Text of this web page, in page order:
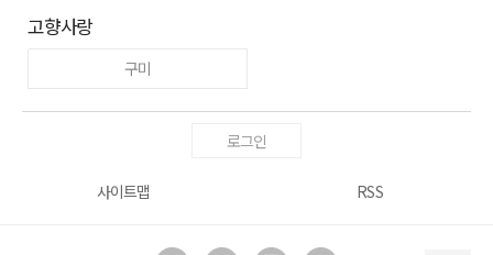
고향사랑
구미
로그인
사이트맵 RSS